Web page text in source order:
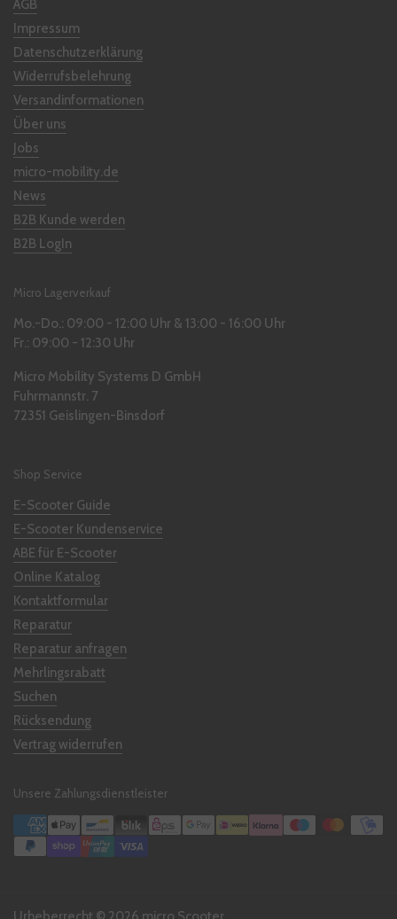
AGB
Impressum
Datenschutzerklärung
Widerrufsbelehrung
Versandinformationen
Über uns
Jobs
micro-mobility.de
News
B2B Kunde werden
B2B LogIn
Micro Lagerverkauf
Mo.-Do.: 09:00 - 12:00 Uhr & 13:00 - 16:00 Uhr
Fr.: 09:00 - 12:30 Uhr
Micro Mobility Systems D GmbH
Fuhrmannstr. 7
72351 Geislingen-Binsdorf
Shop Service
E-Scooter Guide
E-Scooter Kundenservice
ABE für E-Scooter
Online Katalog
Kontaktformular
Reparatur
Reparatur anfragen
Mehrlingsrabatt
Suchen
Rücksendung
Vertrag widerrufen
Unsere Zahlungsdienstleister